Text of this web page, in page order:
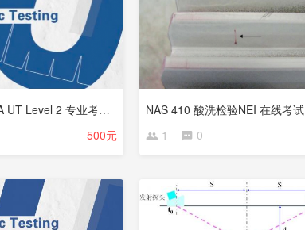
ASNT SNT-TC-1A UT Level 2 专业考试（补考）
500元
NAS 410 酸洗检验NEI 在线考试
1
0